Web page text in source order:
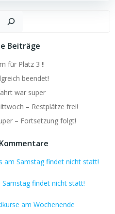
Suchen
Beiträge
für Platz 3 !!
beendet!
war super
– Restplätze frei!
– Fortsetzung folgt!
am Samstag findet nicht statt!
Samstag findet nicht statt!
am Wochenende